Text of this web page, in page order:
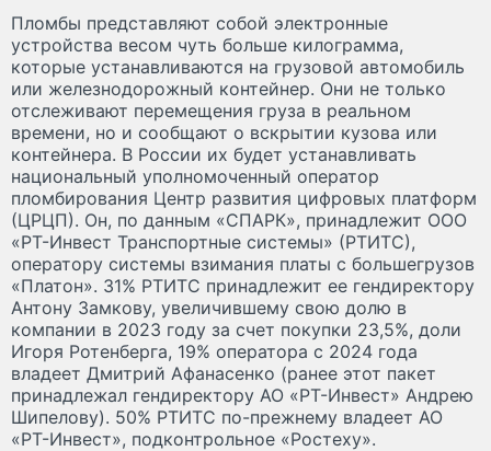
Пломбы представляют собой электронные
устройства весом чуть больше килограмма,
которые устанавливаются на грузовой автомобиль
или железнодорожный контейнер. Они не только
отслеживают перемещения груза в реальном
времени, но и сообщают о вскрытии кузова или
контейнера. В России их будет устанавливать
национальный уполномоченный оператор
пломбирования Центр развития цифровых платформ
(ЦРЦП). Он, по данным «СПАРК», принадлежит ООО
«РТ-Инвест Транспортные системы» (РТИТС),
оператору системы взимания платы с большегрузов
«Платон». 31% РТИТС принадлежит ее гендиректору
Антону Замкову, увеличившему свою долю в
компании в 2023 году за счет покупки 23,5%, доли
Игоря Ротенберга, 19% оператора с 2024 года
владеет Дмитрий Афанасенко (ранее этот пакет
принадлежал гендиректору АО «РТ-Инвест» Андрею
Шипелову). 50% РТИТС по-прежнему владеет АО
«РТ-Инвест», подконтрольное «Ростеху».